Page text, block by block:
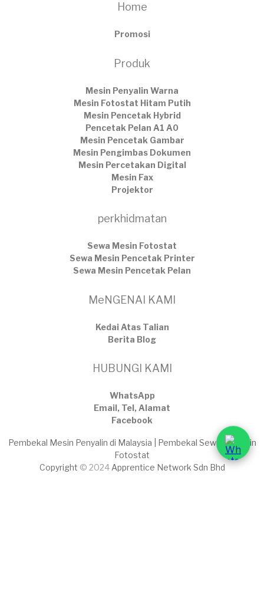
Home
Promosi
Produk
Mesin Penyalin Warna
Mesin Fotostat Hitam Putih
Mesin Pencetak Hybrid
Pencetak Pelan A1 A0
Mesin Pencetak Gambar
Mesin Pengimbas Dokumen
Mesin Percetakan Digital
Mesin Fax
Projektor
perkhidmatan
Sewa Mesin Fotostat
Sewa Mesin Pencetak Printer
Sewa Mesin Pencetak Pelan
MeNGENAI KAMI
Kedai Atas Talian
​Berita Blog
HUBUNGI KAMI
WhatsApp
Email, Tel, Alamat
Facebook
Pembekal Mesin Penyalin di Malaysia | Pembekal Sewaan Mesin
Fotostat
Copyright © 2024 Apprentice Network Sdn Bhd